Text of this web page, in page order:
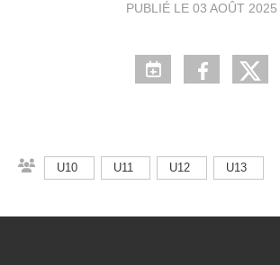
PUBLIÉ LE 03 AOÛT 2025
U10 U11 U12 U13